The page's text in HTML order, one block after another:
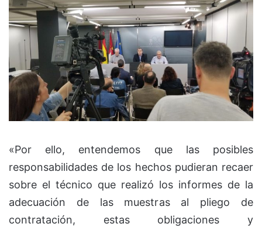
«Por ello, entendemos que las posibles
responsabilidades de los hechos pudieran recaer
sobre el técnico que realizó los informes de la
adecuación de las muestras al pliego de
contratación, estas obligaciones y